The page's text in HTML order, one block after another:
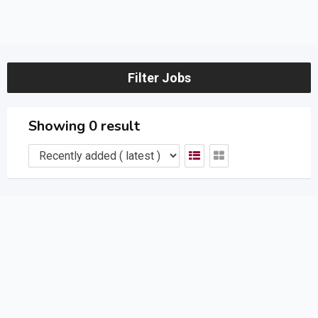
Filter Jobs
Showing 0 result